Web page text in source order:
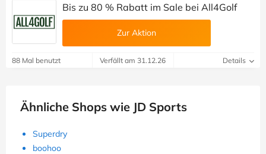
Bis zu 80 % Rabatt im Sale bei All4Golf
Zur Aktion
88 Mal benutzt Verfällt am 31.12.26 Details
Ähnliche Shops wie JD Sports
Superdry
boohoo